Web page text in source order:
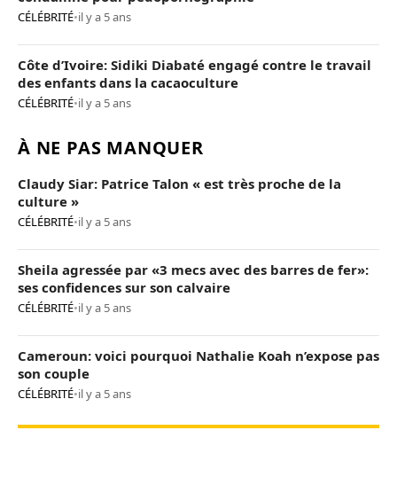
CÉLÉBRITÉ•il y a 5 ans
Côte d’Ivoire: Sidiki Diabaté engagé contre le travail
des enfants dans la cacaoculture
CÉLÉBRITÉ•il y a 5 ans
À NE PAS MANQUER
Claudy Siar: Patrice Talon « est très proche de la
culture »
CÉLÉBRITÉ•il y a 5 ans
Sheila agressée par «3 mecs avec des barres de fer»:
ses confidences sur son calvaire
CÉLÉBRITÉ•il y a 5 ans
Cameroun: voici pourquoi Nathalie Koah n’expose pas
son couple
CÉLÉBRITÉ•il y a 5 ans